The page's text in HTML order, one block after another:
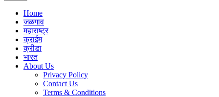
Home
जळगाव
महाराष्ट्र
क्राईम
क्रीडा
भारत
About Us
Privacy Policy
Contact Us
Terms & Conditions